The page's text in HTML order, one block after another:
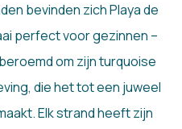
bevinden zich Playa de
perfect voor gezinnen –
om zijn turquoise
die het tot een juweel
Elk strand heeft zijn